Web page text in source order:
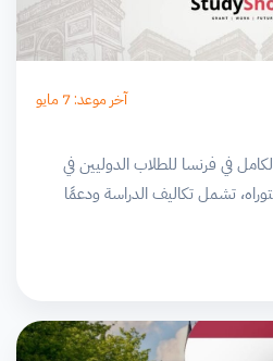
آخر موعد: 7 مايو
في فرنسا للطلاب الدوليين في
تشمل تكاليف الدراسة ودعمًا